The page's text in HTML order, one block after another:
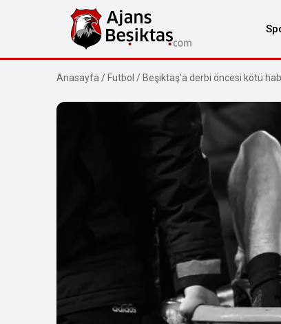
Anasayfa / Futbol / Beşiktaş’a derbi öncesi kötü